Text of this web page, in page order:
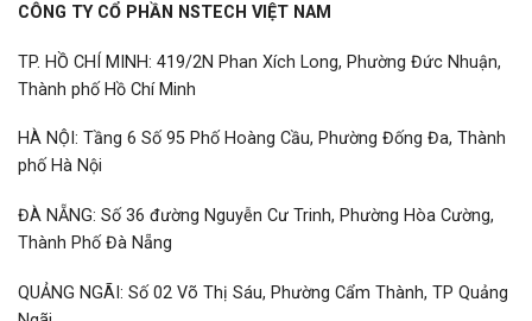
CÔNG TY CỔ PHẦN NSTECH VIỆT NAM
TP. HỒ CHÍ MINH: 419/2N Phan Xích Long, Phường Đức Nhuận,
Thành phố Hồ Chí Minh
HÀ NỘI: Tầng 6 Số 95 Phố Hoàng Cầu, Phường Đống Đa, Thành
phố Hà Nội
ĐÀ NẴNG: Số 36 đường Nguyễn Cư Trinh, Phường Hòa Cường,
Thành Phố Đà Nẵng
QUẢNG NGÃI: Số 02 Võ Thị Sáu, Phường Cẩm Thành, TP Quảng